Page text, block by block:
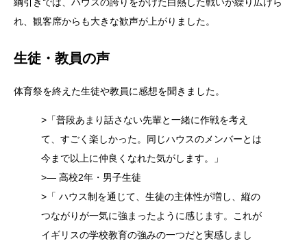
れ、観客席からも大きな歓声が上がりました。
生徒・教員の声
体育祭を終えた生徒や教員に感想を聞きました。
>「普段あまり話さない先輩と一緒に作戦を考え
て、すごく楽しかった。同じハウスのメンバーとは
今まで以上に仲良くなれた気がします。」
>— 高校2年・男子生徒
>「 ハウス制を通じて、生徒の主体性が増し、縦の
つながりが一気に強まったように感じます。これが
イギリスの学校教育の強みの一つだと実感しまし